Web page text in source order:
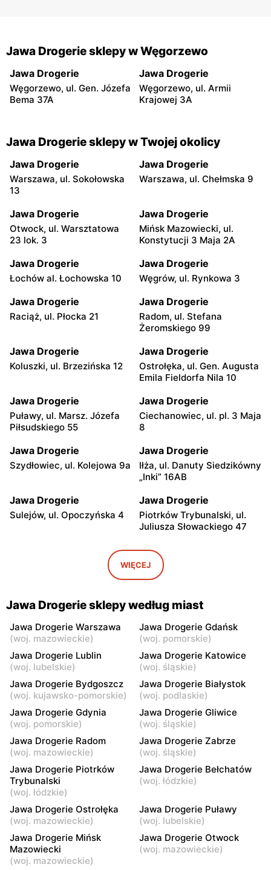
Jawa Drogerie sklepy w Węgorzewo
Jawa Drogerie
Węgorzewo, ul. Gen. Józefa
Bema 37A
Jawa Drogerie
Węgorzewo, ul. Armii
Krajowej 3A
Jawa Drogerie sklepy w Twojej okolicy
Jawa Drogerie
Warszawa, ul. Sokołowska
13
Jawa Drogerie
Warszawa, ul. Chełmska 9
Jawa Drogerie
Otwock, ul. Warsztatowa
23 lok. 3
Jawa Drogerie
Mińsk Mazowiecki, ul.
Konstytucji 3 Maja 2A
Jawa Drogerie
Łochów al. Łochowska 10
Jawa Drogerie
Węgrów, ul. Rynkowa 3
Jawa Drogerie
Raciąż, ul. Płocka 21
Jawa Drogerie
Radom, ul. Stefana
Żeromskiego 99
Jawa Drogerie
Koluszki, ul. Brzezińska 12
Jawa Drogerie
Ostrołęka, ul. Gen. Augusta
Emila Fieldorfa Nila 10
Jawa Drogerie
Puławy, ul. Marsz. Józefa
Piłsudskiego 55
Jawa Drogerie
Ciechanowiec, ul. pl. 3 Maja
8
Jawa Drogerie
Szydłowiec, ul. Kolejowa 9a
Jawa Drogerie
Iłża, ul. Danuty Siedzikówny
„Inki” 16AB
Jawa Drogerie
Sulejów, ul. Opoczyńska 4
Jawa Drogerie
Piotrków Trybunalski, ul.
Juliusza Słowackiego 47
Jawa Drogerie
Lidzbark, ul. Nowy Rynek
20
Jawa Drogerie
Lipno, ul. Włocławska 56
Jawa Drogerie
Lipno, ul. 3 Maja 8
Jawa Drogerie
Rypin, ul. Warszawska 15
Jawa Drogerie
Kłodawa, ul. Warszawska
31
Jawa Drogerie
Kolno, ul. Wojska Polskiego
44
Jawa Drogerie
Bełchatów, ul. Gen.
Czyżewskiego 1
Jawa Drogerie
Bełchatów, ul. osiedle
Dolnośląskie 340A
Jawa Drogerie
Lublin, ul. Jutrzenki 5
Jawa Drogerie
Rynek 11
Jawa Drogerie
Czerniewskiego 16
Jawa Drogerie
Lubawa, ul. Wyzwolenia 3B
Jawa Drogerie
Aleksandrów Kujawski, ul.
WIĘCEJ
Jawa Drogerie sklepy według miast
Jawa Drogerie Warszawa
(woj. mazowieckie)
Jawa Drogerie Gdańsk
(woj. pomorskie)
Jawa Drogerie Lublin
(woj. lubelskie)
Jawa Drogerie Katowice
(woj. śląskie)
Jawa Drogerie Bydgoszcz
(woj. kujawsko-pomorskie)
Jawa Drogerie Białystok
(woj. podlaskie)
Jawa Drogerie Gdynia
(woj. pomorskie)
Jawa Drogerie Gliwice
(woj. śląskie)
Jawa Drogerie Radom
(woj. mazowieckie)
Jawa Drogerie Zabrze
(woj. śląskie)
Jawa Drogerie Piotrków
Trybunalski
(woj. łódzkie)
Jawa Drogerie Bełchatów
(woj. łódzkie)
Jawa Drogerie Ostrołęka
(woj. mazowieckie)
Jawa Drogerie Puławy
(woj. lubelskie)
Jawa Drogerie Mińsk
Mazowiecki
(woj. mazowieckie)
Jawa Drogerie Otwock
(woj. mazowieckie)